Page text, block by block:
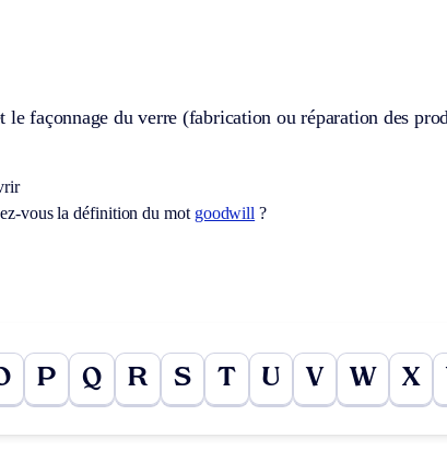
le façonnage du verre (fabrication ou réparation des
vous la définition du mot goodwill ?
P Q R S T U V W X